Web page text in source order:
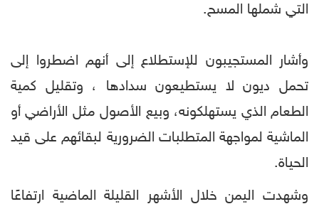
التي شملها المسح.
وأشار المستجيبون للإستطلاع إلى أنهم اضطروا إلى
تحمل ديون لا يستطيعون سدادها ، وتقليل كمية
الطعام الذي يستهلكونه، وبيع الأصول مثل الأراضي أو
الماشية لمواجهة المتطلبات الضرورية لبقائهم على قيد
الحياة.
وشهدت اليمن خلال الأشهر القليلة الماضية ارتفاعًا